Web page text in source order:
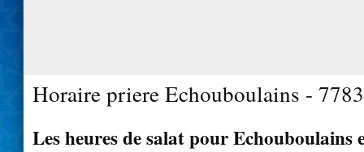
Horaire priere Echouboulains -
Les heures de salat pour Echouboulains